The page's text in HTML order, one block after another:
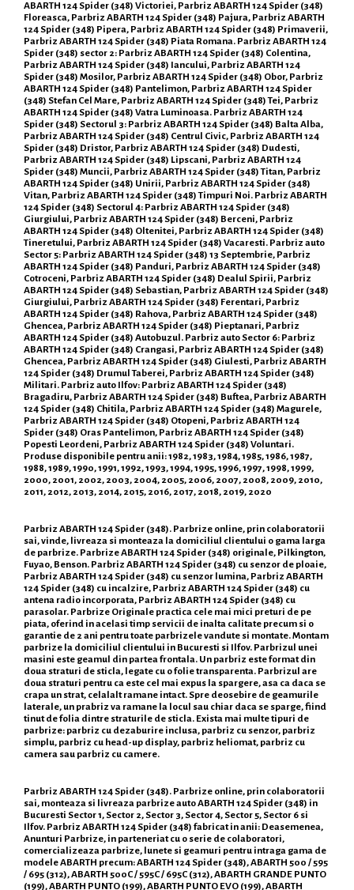
ABARTH 124 Spider (348) Victoriei, Parbriz ABARTH 124 Spider (348)
Floreasca, Parbriz ABARTH 124 Spider (348) Pajura, Parbriz ABARTH
124 Spider (348) Pipera, Parbriz ABARTH 124 Spider (348) Primaverii,
Parbriz ABARTH 124 Spider (348) Piata Romana. Parbriz ABARTH 124
Spider (348) sector 2: Parbriz ABARTH 124 Spider (348) Colentina,
Parbriz ABARTH 124 Spider (348) Iancului, Parbriz ABARTH 124
Spider (348) Mosilor, Parbriz ABARTH 124 Spider (348) Obor, Parbriz
ABARTH 124 Spider (348) Pantelimon, Parbriz ABARTH 124 Spider
(348) Stefan Cel Mare, Parbriz ABARTH 124 Spider (348) Tei, Parbriz
ABARTH 124 Spider (348) Vatra Luminoasa. Parbriz ABARTH 124
Spider (348) Sectorul 3: Parbriz ABARTH 124 Spider (348) Balta Alba,
Parbriz ABARTH 124 Spider (348) Centrul Civic, Parbriz ABARTH 124
Spider (348) Dristor, Parbriz ABARTH 124 Spider (348) Dudesti,
Parbriz ABARTH 124 Spider (348) Lipscani, Parbriz ABARTH 124
Spider (348) Muncii, Parbriz ABARTH 124 Spider (348) Titan, Parbriz
ABARTH 124 Spider (348) Unirii, Parbriz ABARTH 124 Spider (348)
Vitan, Parbriz ABARTH 124 Spider (348) Timpuri Noi. Parbriz ABARTH
124 Spider (348) Sectorul 4: Parbriz ABARTH 124 Spider (348)
Giurgiului, Parbriz ABARTH 124 Spider (348) Berceni, Parbriz
ABARTH 124 Spider (348) Oltenitei, Parbriz ABARTH 124 Spider (348)
Tineretului, Parbriz ABARTH 124 Spider (348) Vacaresti. Parbriz auto
Sector 5: Parbriz ABARTH 124 Spider (348) 13 Septembrie, Parbriz
ABARTH 124 Spider (348) Panduri, Parbriz ABARTH 124 Spider (348)
Cotroceni, Parbriz ABARTH 124 Spider (348) Dealul Spirii, Parbriz
ABARTH 124 Spider (348) Sebastian, Parbriz ABARTH 124 Spider (348)
Giurgiului, Parbriz ABARTH 124 Spider (348) Ferentari, Parbriz
ABARTH 124 Spider (348) Rahova, Parbriz ABARTH 124 Spider (348)
Ghencea, Parbriz ABARTH 124 Spider (348) Pieptanari, Parbriz
ABARTH 124 Spider (348) Autobuzul. Parbriz auto Sector 6: Parbriz
ABARTH 124 Spider (348) Crangasi, Parbriz ABARTH 124 Spider (348)
Ghencea, Parbriz ABARTH 124 Spider (348) Giulesti, Parbriz ABARTH
124 Spider (348) Drumul Taberei, Parbriz ABARTH 124 Spider (348)
Militari. Parbriz auto Ilfov: Parbriz ABARTH 124 Spider (348)
Bragadiru, Parbriz ABARTH 124 Spider (348) Buftea, Parbriz ABARTH
124 Spider (348) Chitila, Parbriz ABARTH 124 Spider (348) Magurele,
Parbriz ABARTH 124 Spider (348) Otopeni, Parbriz ABARTH 124
Spider (348) Oras Pantelimon, Parbriz ABARTH 124 Spider (348)
Popesti Leordeni, Parbriz ABARTH 124 Spider (348) Voluntari.
Produse disponibile pentru anii: 1982, 1983, 1984, 1985, 1986, 1987,
1988, 1989, 1990, 1991, 1992, 1993, 1994, 1995, 1996, 1997, 1998, 1999,
2000, 2001, 2002, 2003, 2004, 2005, 2006, 2007, 2008, 2009, 2010,
2011, 2012, 2013, 2014, 2015, 2016, 2017, 2018, 2019, 2020
Parbriz ABARTH 124 Spider (348). Parbrize online, prin colaboratorii
sai, vinde, livreaza si monteaza la domiciliul clientului o gama larga
de parbrize. Parbrize ABARTH 124 Spider (348) originale, Pilkington,
Fuyao, Benson. Parbriz ABARTH 124 Spider (348) cu senzor de ploaie,
Parbriz ABARTH 124 Spider (348) cu senzor lumina, Parbriz ABARTH
124 Spider (348) cu incalzire, Parbriz ABARTH 124 Spider (348) cu
antena radio incorporata, Parbriz ABARTH 124 Spider (348) cu
parasolar. Parbrize Originale practica cele mai mici preturi de pe
piata, oferind in acelasi timp servicii de inalta calitate precum si o
garantie de 2 ani pentru toate parbrizele vandute si montate. Montam
parbrize la domiciliul clientului in Bucuresti si Ilfov. Parbrizul unei
masini este geamul din partea frontala. Un parbriz este format din
doua straturi de sticla, legate cu o folie transparenta. Parbrizul are
doua straturi pentru ca este cel mai expus la spargere, asa ca daca se
crapa un strat, celalalt ramane intact. Spre deosebire de geamurile
laterale, un prabriz va ramane la locul sau chiar daca se sparge, fiind
tinut de folia dintre straturile de sticla. Exista mai multe tipuri de
parbrize: parbriz cu dezaburire inclusa, parbriz cu senzor, parbriz
simplu, parbriz cu head-up display, parbriz heliomat, parbriz cu
camera sau parbriz cu camere.
Parbriz ABARTH 124 Spider (348). Parbrize online, prin colaboratorii
sai, monteaza si livreaza parbrize auto ABARTH 124 Spider (348) in
Bucuresti Sector 1, Sector 2, Sector 3, Sector 4, Sector 5, Sector 6 si
Ilfov. Parbriz ABARTH 124 Spider (348) fabricat in anii: Deasemenea,
Anunturi Parbrize, in parteneriat cu o serie de colaboratori,
comercializeaza parbrize, lunete si geamuri pentru intraga gama de
modele ABARTH precum: ABARTH 124 Spider (348), ABARTH 500 / 595
/ 695 (312), ABARTH 500C / 595C / 695C (312), ABARTH GRANDE PUNTO
(199), ABARTH PUNTO (199), ABARTH PUNTO EVO (199), ABARTH